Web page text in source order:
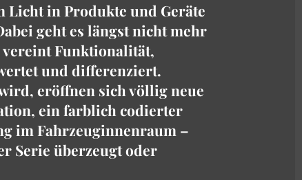
Licht in Produkte und Geräte
geht es längst nicht mehr
Funktionalität,
und differenziert.
eröffnen sich völlig neue
ein farblich codierter
im Fahrzeuginnenraum –
Serie überzeugt oder